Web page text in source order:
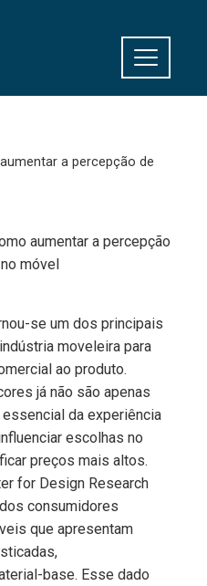
a percepção de
se um dos principais
moveleira para
ao produto.
já não são apenas
da experiência
escolhas no
preços mais altos.
for Design Research
consumidores
que apresentam
base. Esse dado